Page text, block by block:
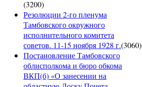
(3200)
Резолюции 2-го пленума
Тамбовского окружного
исполнительного комитета
советов. 11-15 ноября 1928 г.(3060)
Постановление Тамбовского
облисполкома и бюро обкома
ВКП(б) «О занесении на